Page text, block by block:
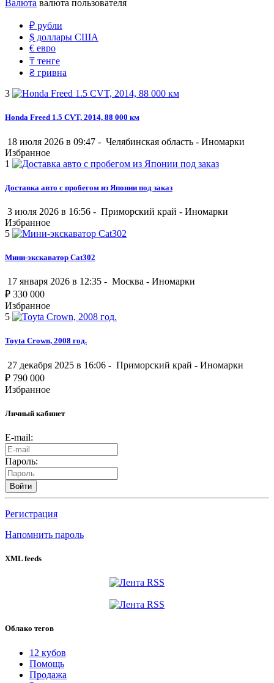
Валюта валюта пользователя
₽ рубли
$ доллары США
€ евро
₸ тенге
₴ гривна
3
Honda Freed 1.5 CVT, 2014, 88 000 км
18 июля 2026 в 09:47 - Челябинская область - Иномарки
Избранное
1
Доставка авто с пробегом из Японии под заказ
3 июля 2026 в 16:56 - Приморский край - Иномарки
Избранное
5
Мини-экскаватор Cat302
17 января 2026 в 12:35 - Москва - Иномарки
₽ 330 000
Избранное
5
Toyta Crown, 2008 год.
27 декабря 2025 в 16:06 - Приморский край - Иномарки
₽ 790 000
Избранное
Личный кабинет
E-mail:
Пароль:
Войти
Регистрация
Напомнить пароль
XML feeds
Облако тегов
12 кубов
Помощь
Продажа